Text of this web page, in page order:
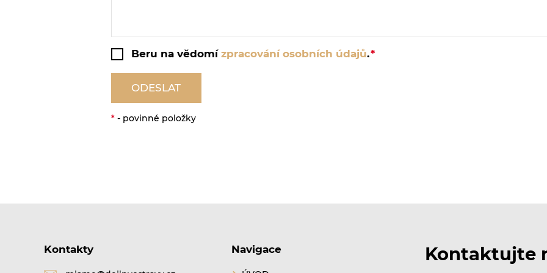
Beru na vědomí zpracování osobních údajů.
ODESLAT
* - povinné položky
Kontakty Navigace Kontaktujte